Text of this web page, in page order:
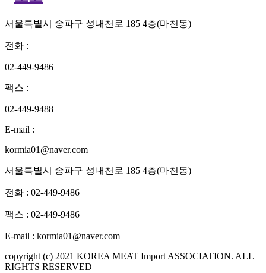
서울특별시 송파구 성내천로 185 4층(마천동)
전화 :
02-449-9486
팩스 :
02-449-9488
E-mail :
kormia01@naver.com
서울특별시 송파구 성내천로 185 4층(마천동)
전화 : 02-449-9486
팩스 : 02-449-9486
E-mail : kormia01@naver.com
copyright (c) 2021 KOREA MEAT Import ASSOCIATION. ALL
RIGHTS RESERVED